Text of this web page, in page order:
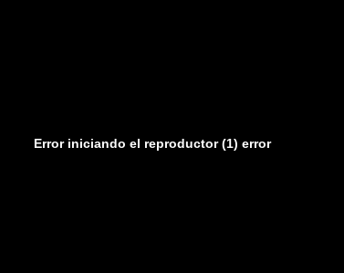
Error iniciando el reproductor (1) error